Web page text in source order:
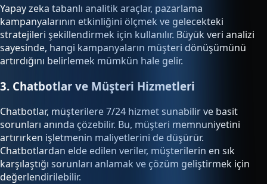
Yapay zeka tabanlı analitik araçlar, pazarlama
kampanyalarının etkinliğini ölçmek ve gelecekteki
stratejileri şekillendirmek için kullanılır. Büyük veri analizi
sayesinde, hangi kampanyaların müşteri dönüşümünü
artırdığını belirlemek mümkün hale gelir.
3. Chatbotlar ve Müşteri Hizmetleri
Chatbotlar, müşterilere 7/24 hizmet sunabilir ve basit
sorunları anında çözebilir. Bu, müşteri memnuniyetini
artırırken işletmenin maliyetlerini de düşürür.
Chatbotlardan elde edilen veriler, müşterilerin en sık
karşılaştığı sorunları anlamak ve çözüm geliştirmek için
değerlendirilebilir.